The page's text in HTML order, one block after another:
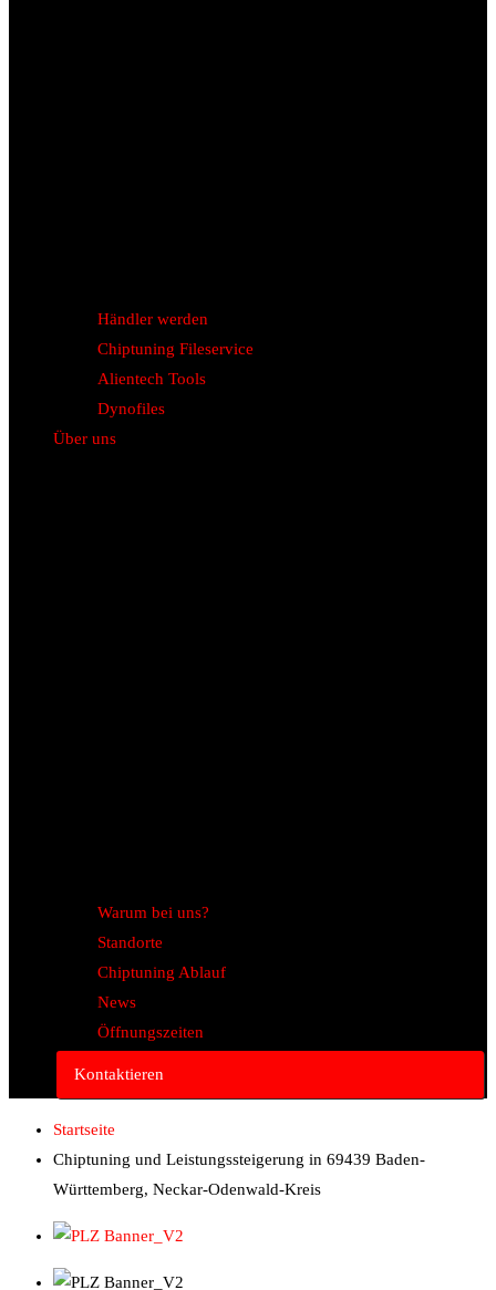
Händler werden
Chiptuning Fileservice
Alientech Tools
Dynofiles
Über uns
Warum bei uns?
Standorte
Chiptuning Ablauf
News
Öffnungszeiten
Kontaktieren
Startseite
Chiptuning und Leistungssteigerung in 69439 Baden-
Württemberg, Neckar-Odenwald-Kreis